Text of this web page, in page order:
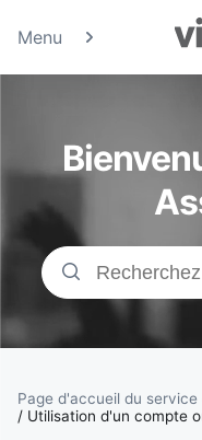
Menu
Page d'accueil du
/ Utilisation d'un compte